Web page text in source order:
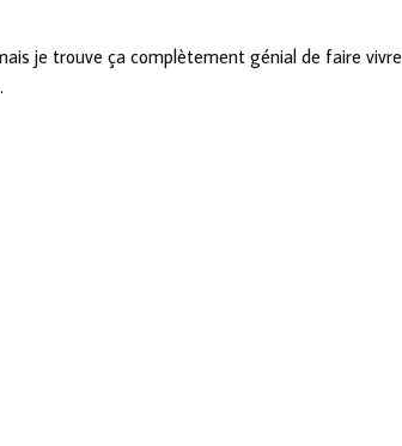
je trouve ça complètement génial de faire vivre